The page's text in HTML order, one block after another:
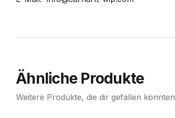
Ähnliche Produkte
Weitere Produkte, die dir gefallen könnten